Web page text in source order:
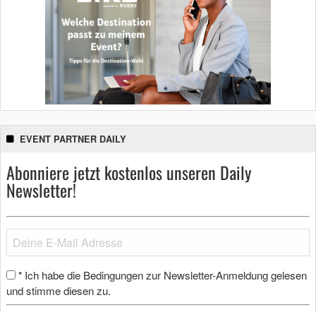
EVENT PARTNER DAILY
Abonniere jetzt kostenlos unseren Daily
Newsletter!
* Ich habe die Bedingungen zur Newsletter-Anmeldung gelesen
und stimme diesen zu.